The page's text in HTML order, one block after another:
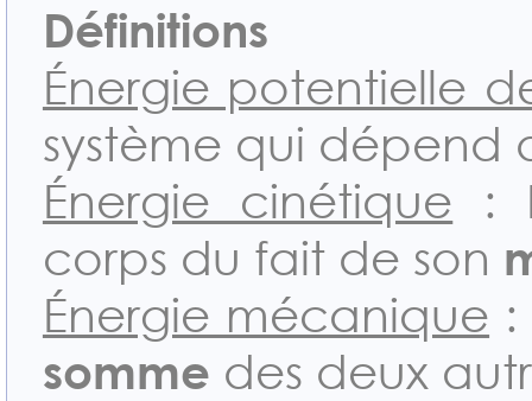
Définitions
Énergie potentielle
système qui dépend
Énergie cinétique :
corps du fait de son
Énergie mécanique
somme des deux